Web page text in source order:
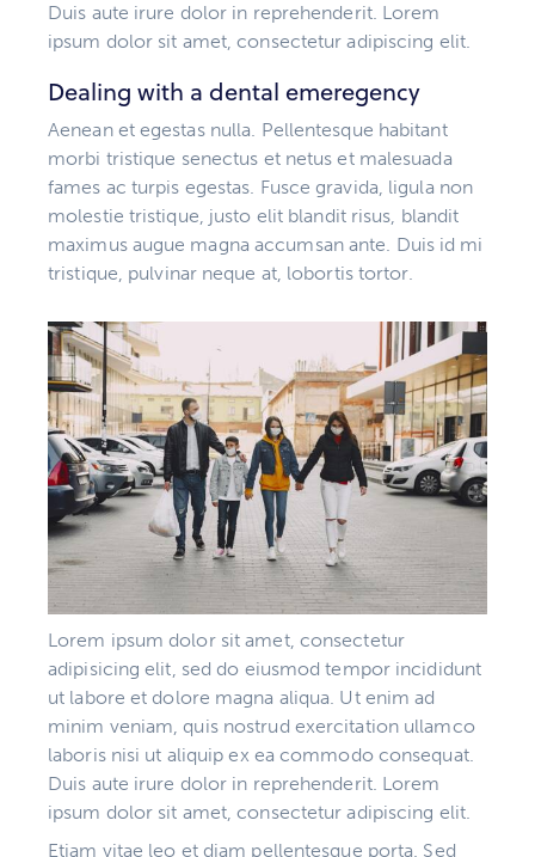
Duis aute irure dolor in reprehenderit. Lorem
ipsum dolor sit amet, consectetur adipiscing elit.
Dealing with a dental emeregency
Aenean et egestas nulla. Pellentesque habitant
morbi tristique senectus et netus et malesuada
fames ac turpis egestas. Fusce gravida, ligula non
molestie tristique, justo elit blandit risus, blandit
maximus augue magna accumsan ante. Duis id mi
tristique, pulvinar neque at, lobortis tortor.
Lorem ipsum dolor sit amet, consectetur
adipisicing elit, sed do eiusmod tempor incididunt
ut labore et dolore magna aliqua. Ut enim ad
minim veniam, quis nostrud exercitation ullamco
laboris nisi ut aliquip ex ea commodo consequat.
Duis aute irure dolor in reprehenderit. Lorem
ipsum dolor sit amet, consectetur adipiscing elit.
Etiam vitae leo et diam pellentesque porta. Sed